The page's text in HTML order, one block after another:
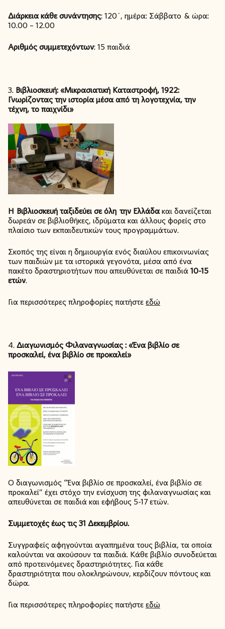
Διάρκεια κάθε συνάντησης: 120΄, ημέρα: Σάββατο & ώρα:
10.00 – 12.00
Αριθμός συμμετεχόντων: 15 παιδιά
3. Βιβλιοσκευή: «Μικρασιατική Καταστροφή, 1922:
Γνωρίζοντας την ιστορία μέσα από τη λογοτεχνία, την
τέχνη, το παιχνίδι»
Η Βιβλιοσκευή ταξιδεύει σε όλη την Ελλάδακαι δανείζεται
δωρεάν σε βιβλιοθήκες, ιδρύματα και άλλους φορείς στο
πλαίσιο των εκπαιδευτικών τους προγραμμάτων.
Σκοπός της είναι η δημιουργία ενός διαύλου επικοινωνίας
των παιδιών με τα ιστορικά γεγονότα, μέσα από ένα
πακέτο δραστηριοτήτων που απευθύνεται σε παιδιά10-15
ετών.
Για περισσότερες πληροφορίες πατήστεεδώ
4.Διαγωνισμός Φιλαναγνωσίας :«Ένα βιβλίο σε
προσκαλεί, ένα βιβλίο σε προκαλεί»
Ο διαγωνισμός “Ένα βιβλίο σε προσκαλεί, ένα βιβλίο σε
προκαλεί” έχει στόχο την ενίσχυση της φιλαναγνωσίας και
απευθύνεται σε παιδιά και εφήβους 5-17 ετών.
Συμμετοχές έως τις 31 Δεκεμβρίου.
Συγγραφείς αφηγούνται αγαπημένα τους βιβλία, τα οποία
καλούνται να ακούσουν τα παιδιά. Κάθε βιβλίο συνοδεύεται
από προτεινόμενες δραστηριότητες. Για κάθε
δραστηριότητα που ολοκληρώνουν, κερδίζουν πόντους και
δώρα.
Για περισσότερες πληροφορίες πατήστεεδώ